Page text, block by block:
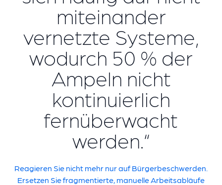
miteinander
vernetzte Systeme,
wodurch 50 % der
Ampeln nicht
kontinuierlich
fernüberwacht
werden.“
Reagieren Sie nicht mehr nur auf Bürgerbeschwerden.
Ersetzen Sie fragmentierte, manuelle Arbeitsabläufe